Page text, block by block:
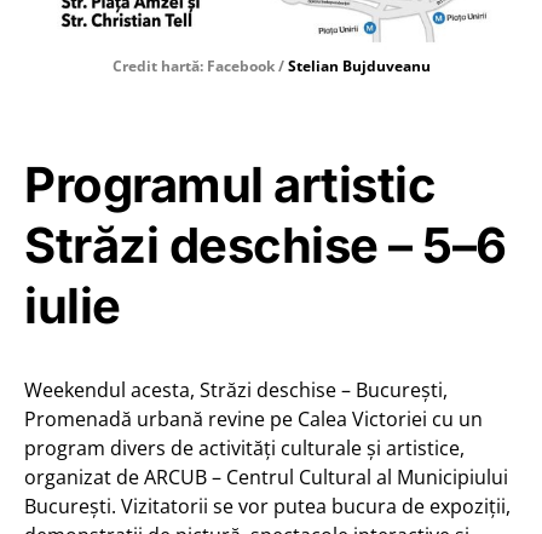
Credit hartă: Facebook /Stelian Bujduveanu
Programul artistic
Străzi deschise – 5–6
iulie
Weekendul acesta, Străzi deschise – București,
Promenadă urbană revine pe Calea Victoriei cu un
program divers de activități culturale și artistice,
organizat de ARCUB – Centrul Cultural al Municipiului
București. Vizitatorii se vor putea bucura de expoziții,